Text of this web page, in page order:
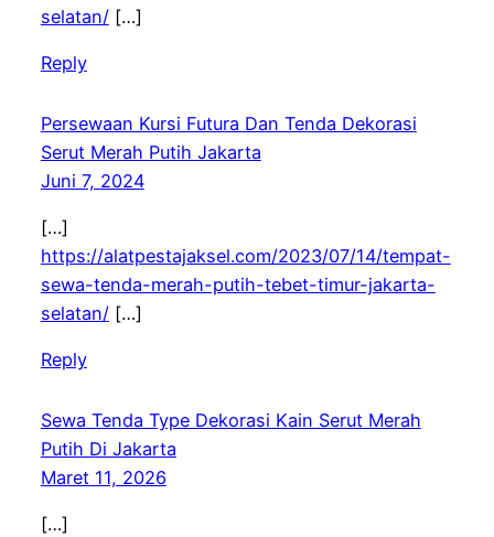
selatan/[…]
Reply
Persewaan Kursi Futura Dan Tenda Dekorasi
Serut Merah Putih Jakarta
Juni 7, 2024
[…]
https://alatpestajaksel.com/2023/07/14/tempat-
sewa-tenda-merah-putih-tebet-timur-jakarta-
selatan/[…]
Reply
Sewa Tenda Type Dekorasi Kain Serut Merah
Putih Di Jakarta
Maret 11, 2026
[…]